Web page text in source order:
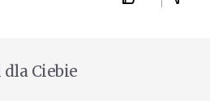
Ciebie